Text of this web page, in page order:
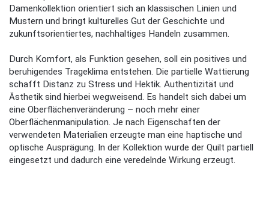
Damenkollektion orientiert sich an klassischen Linien und
Mustern und bringt kulturelles Gut der Geschichte und
zukunftsorientiertes, nachhaltiges Handeln zusammen.
Durch Komfort, als Funktion gesehen, soll ein positives und
beruhigendes Trageklima entstehen. Die partielle Wattierung
schafft Distanz zu Stress und Hektik. Authentizität und
Ästhetik sind hierbei wegweisend. Es handelt sich dabei um
eine Oberflächenveränderung – noch mehr einer
Oberflächenmanipulation. Je nach Eigenschaften der
verwendeten Materialien erzeugte man eine haptische und
optische Ausprägung. In der Kollektion wurde der Quilt partiell
eingesetzt und dadurch eine veredelnde Wirkung erzeugt.